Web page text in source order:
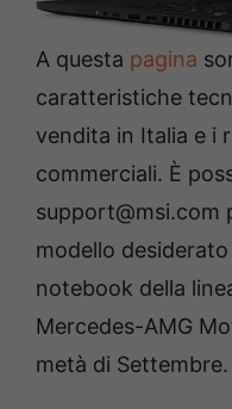
A questa pagina
caratteristiche
vendita in Italia e i
commerciali. È
support@msi.com
modello
notebook della
Mercedes-AMG
metà di Settembre.